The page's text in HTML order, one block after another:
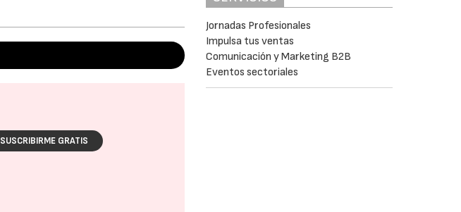
SUSCRIBIRME GRATIS
Jornadas Profesionales
Impulsa tus ventas
Comunicación y Marketing B2B
Eventos sectoriales